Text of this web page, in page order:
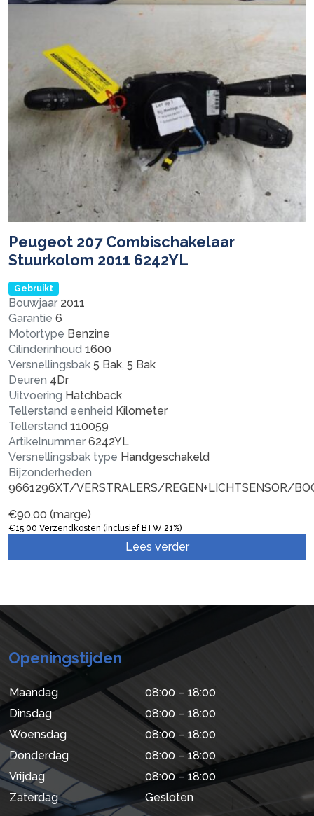
Peugeot 207 Combischakelaar
Stuurkolom 2011 6242YL
Gebruikt
Bouwjaar 2011
Garantie 6
Motortype Benzine
Cilinderinhoud 1600
Versnellingsbak 5 Bak, 5 Bak
Deuren 4Dr
Uitvoering Hatchback
Tellerstand eenheid Kilometer
Tellerstand 110059
Artikelnummer 6242YL
Versnellingsbak type Handgeschakeld
Bijzonderheden
9661296XT/VERSTRALERS/REGEN+LICHTSENSOR/
€90,00 (marge)
€15,00 Verzendkosten (inclusief BTW 21%)
Lees verder
Openingstijden
Maandag
08:00 – 18:00
Dinsdag
08:00 – 18:00
Woensdag
08:00 – 18:00
Donderdag
08:00 – 18:00
Vrijdag
08:00 – 18:00
Zaterdag
Gesloten